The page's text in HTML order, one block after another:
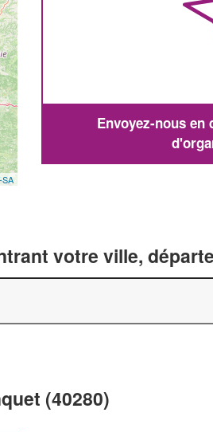
SA
Envoyez-nous
votre ville,
(40280)